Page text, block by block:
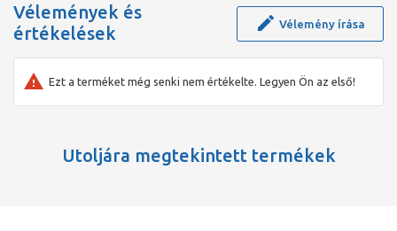
Vélemények és
értékelések
Vélemény írása
Ezt a terméket még senki nem értékelte. Legyen Ön az első!
Utoljára megtekintett termékek